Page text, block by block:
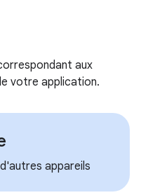
aux
votre application.
appareils